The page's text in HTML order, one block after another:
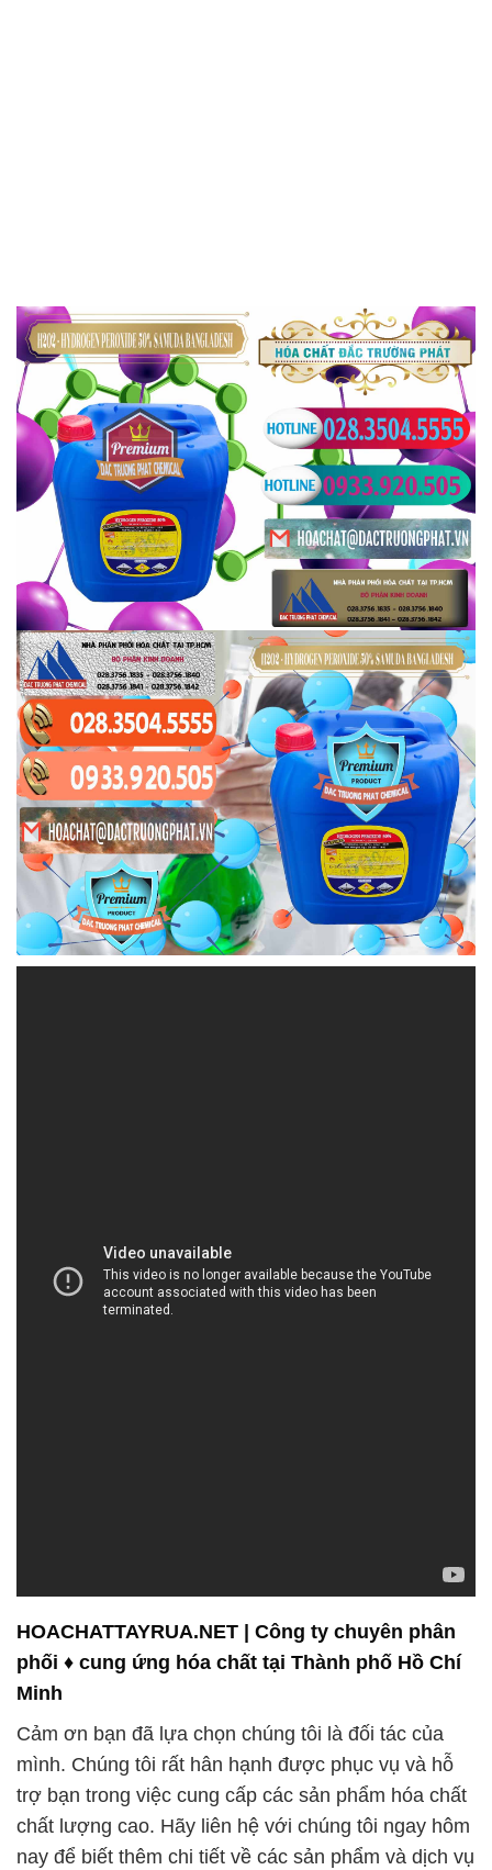
Cảm ơn bạn đã lựa chọn chúng tôi là đối tác của
mình. Chúng tôi rất hân hạnh được phục vụ và hỗ
trợ bạn trong việc cung cấp các sản phẩm hóa chất
chất lượng cao. Hãy liên hệ với chúng tôi ngay hôm
nay để biết thêm chi tiết về các sản phẩm và dịch vụ
của chúng tôi. Chúng tôi cam kết sẽ luôn sẵn sàng
để đáp ứng mọi nhu cầu của bạn một cách tốt nhất.
**Hóa chất thực phẩm**: Chúng tôi hiểu rằng sự an
toàn và chất lượng của sản phẩm thực phẩm là vô